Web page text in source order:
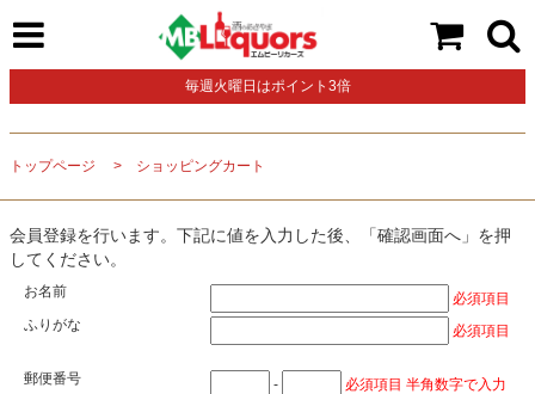
毎週火曜日はポイント3倍
トップページ ショッピングカート
会員登録を行います。下記に値を入力した後、「確認画面へ」を押
してください。
お名前
必須項目
ふりがな
必須項目
郵便番号 -
必須項目 半角数字で入力